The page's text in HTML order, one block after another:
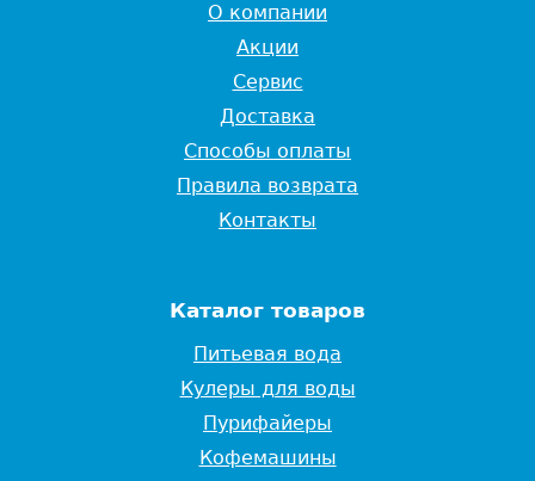
О компании
Акции
Сервис
Доставка
Способы оплаты
Правила возврата
Контакты
Каталог товаров
Питьевая вода
Кулеры для воды
Пурифайеры
Кофемашины